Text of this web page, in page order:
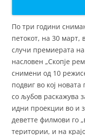
По три години
петокот, на 30 март,
случи премиерата
насловен „Скопје
снимени од 10
подвиг во кој
со љубов раскажува
идни проекции во и
деветте филмови го
територии, и на